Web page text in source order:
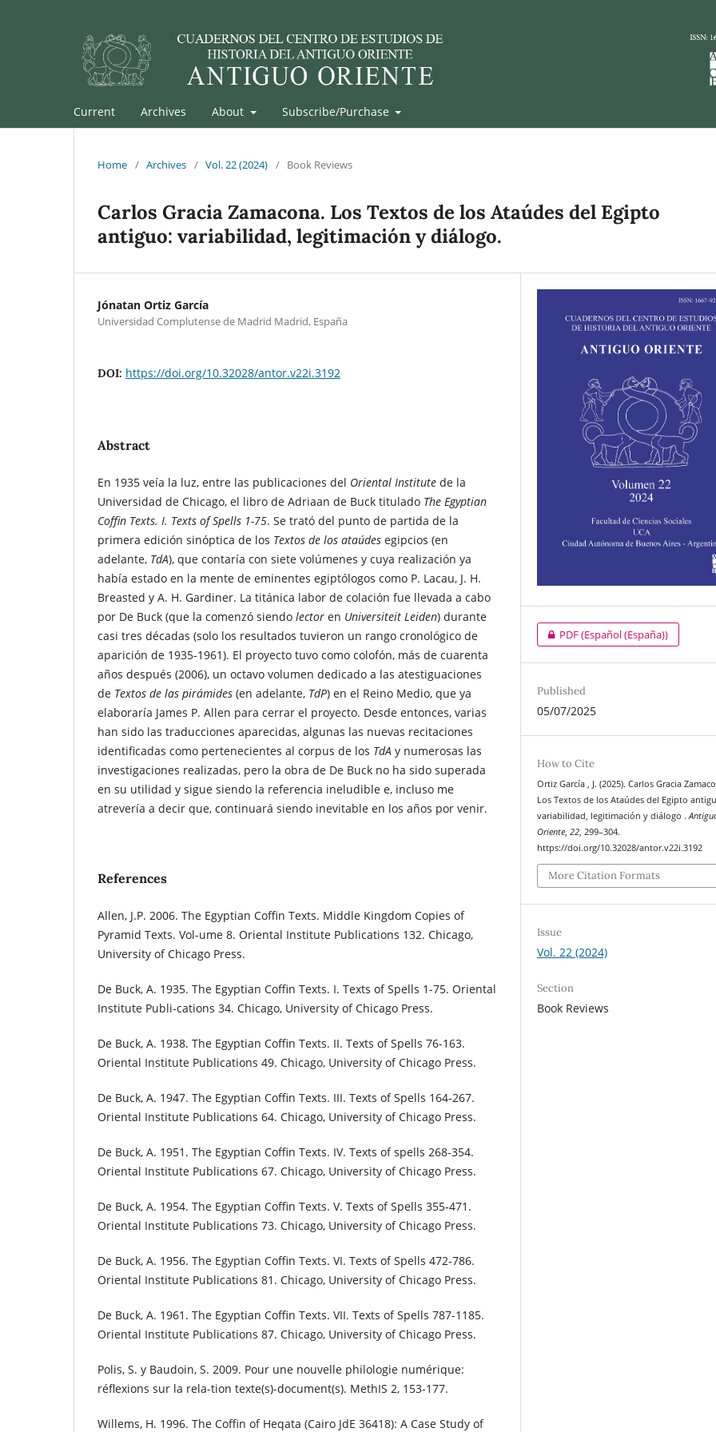
Current Archives About Subscribe/Purchase
Home / Archives / Vol. 22 (2024) / Book Reviews
Carlos Gracia Zamacona. Los Textos de los Ataúdes del Egipto
antiguo: variabilidad, legitimación y diálogo.
Jónatan Ortiz García
Universidad Complutense de Madrid Madrid, España
DOI: https://doi.org/10.32028/antor.v22i.3192
Abstract
En 1935 veía la luz, entre las publicaciones del Oriental Institute de la
Universidad de Chicago, el libro de Adriaan de Buck titulado The Egyptian
Coffin Texts. I. Texts of Spells 1-75. Se trató del punto de partida de la
primera edición sinóptica de los Textos de los ataúdes egipcios (en
adelante, TdA), que contaría con siete volúmenes y cuya realización ya
había estado en la mente de eminentes egiptólogos como P. Lacau, J. H.
Breasted y A. H. Gardiner. La titánica labor de colación fue llevada a cabo
por De Buck (que la comenzó siendo lector en Universiteit Leiden) durante
casi tres décadas (solo los resultados tuvieron un rango cronológico de
aparición de 1935-1961). El proyecto tuvo como colofón, más de cuarenta
años después (2006), un octavo volumen dedicado a las atestiguaciones
de Textos de las pirámides (en adelante, TdP) en el Reino Medio, que ya
elaboraría James P. Allen para cerrar el proyecto. Desde entonces, varias
han sido las traducciones aparecidas, algunas las nuevas recitaciones
identificadas como pertenecientes al corpus de los TdA y numerosas las
investigaciones realizadas, pero la obra de De Buck no ha sido superada
en su utilidad y sigue siendo la referencia ineludible e, incluso me
atrevería a decir que, continuará siendo inevitable en los años por venir.
References
Allen, J.P. 2006. The Egyptian Coffin Texts. Middle Kingdom Copies of
Pyramid Texts. Vol-ume 8. Oriental Institute Publications 132. Chicago,
University of Chicago Press.
De Buck, A. 1935. The Egyptian Coffin Texts. I. Texts of Spells 1-75. Oriental
Institute Publi-cations 34. Chicago, University of Chicago Press.
De Buck, A. 1938. The Egyptian Coffin Texts. II. Texts of Spells 76-163.
Oriental Institute Publications 49. Chicago, University of Chicago Press.
De Buck, A. 1947. The Egyptian Coffin Texts. III. Texts of Spells 164-267.
Oriental Institute Publications 64. Chicago, University of Chicago Press.
De Buck, A. 1951. The Egyptian Coffin Texts. IV. Texts of spells 268-354.
Oriental Institute Publications 67. Chicago, University of Chicago Press.
De Buck, A. 1954. The Egyptian Coffin Texts. V. Texts of Spells 355-471.
Oriental Institute Publications 73. Chicago, University of Chicago Press.
De Buck, A. 1956. The Egyptian Coffin Texts. VI. Texts of Spells 472-786.
Oriental Institute Publications 81. Chicago, University of Chicago Press.
De Buck, A. 1961. The Egyptian Coffin Texts. VII. Texts of Spells 787-1185.
Oriental Institute Publications 87. Chicago, University of Chicago Press.
Polis, S. y Baudoin, S. 2009. Pour une nouvelle philologie numérique:
réflexions sur la rela-tion texte(s)-document(s). MethIS 2, 153-177.
Willems, H. 1996. The Coffin of Heqata (Cairo JdE 36418): A Case Study of
PDF (Español (España))
Published
05/07/2025
How to Cite
Ortiz García , J. (2025). Carlos Gracia
Los Textos de los Ataúdes del Egipto
variabilidad, legitimación y diálogo .
Oriente ,22 , 299–304.
https://doi.org/10.32028/antor.v22i.3192
More Citation Formats
Issue
Vol. 22 (2024)
Section
Book Reviews